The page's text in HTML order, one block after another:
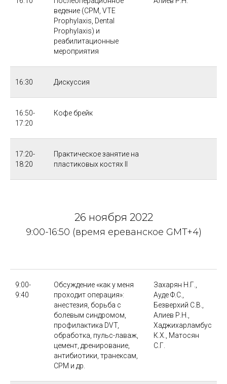
ведение (CPM, VTE
Prophylaxis, Dental
Prophylaxis) и
реабилитационные
мероприятия
16:30 Дискуссия
16:50-
17:20
Кофе брейк
17:20-
18:20
Практическое занятие на
пластиковых костях II
26 ноября 2022
9:00-16:50 (время ереванское GMT+4)
9:00-
9:40
Обсуждение «как у меня
проходит операция»:
анестезия, борьба с
болевым синдромом,
профилактика DVT,
обработка, пульс-лаваж,
цемент, дренирование,
антибиотики, транексам,
CPM и др.
Захарян Н.Г.,
Ауде Ф.С.,
Безверхий С.В.,
Алиев Р.Н.,
Хаджихарламбус
К.Х., Матосян
С.Г.